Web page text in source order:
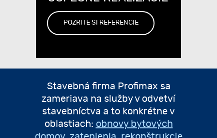
POZRITE SI REFERENCIE
Stavebná firma Profimax sa
zameriava na služby v odvetví
stavebníctva a to konkrétne v
oblastiach: obnovy bytových